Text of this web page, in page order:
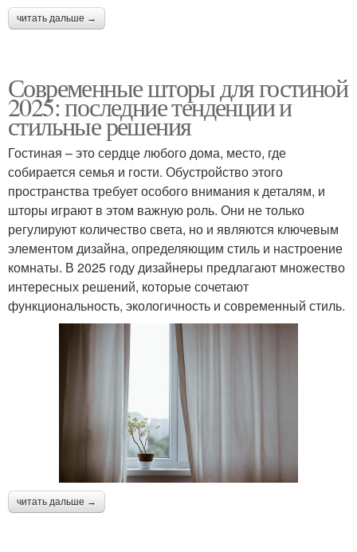
читать дальше →
Современные шторы для гостиной
2025: последние тенденции и
стильные решения
Гостиная – это сердце любого дома, место, где
собирается семья и гости. Обустройство этого
пространства требует особого внимания к деталям, и
шторы играют в этом важную роль. Они не только
регулируют количество света, но и являются ключевым
элементом дизайна, определяющим стиль и настроение
комнаты. В 2025 году дизайнеры предлагают множество
интересных решений, которые сочетают
функциональность, экологичность и современный стиль.
читать дальше →